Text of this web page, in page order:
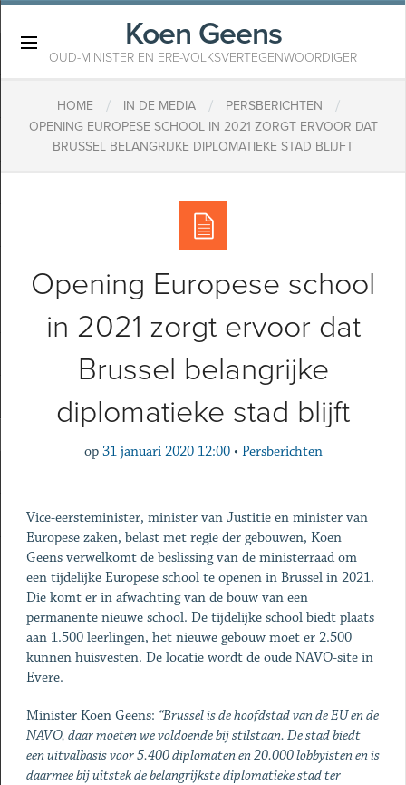
Koen Geens
OUD-MINISTER EN ERE-VOLKSVERTEGENWOORDIGER
HOME / IN DE MEDIA / PERSBERICHTEN /
OPENING EUROPESE SCHOOL IN 2021 ZORGT ERVOOR DAT
BRUSSEL BELANGRIJKE DIPLOMATIEKE STAD BLIJFT
Opening Europese school
in 2021 zorgt ervoor dat
Brussel belangrijke
diplomatieke stad blijft
op 31 januari 2020 12:00 • Persberichten
Vice-eersteminister, minister van Justitie en minister van
Europese zaken, belast met regie der gebouwen, Koen
Geens verwelkomt de beslissing van de ministerraad om
een tijdelijke Europese school te openen in Brussel in 2021.
Die komt er in afwachting van de bouw van een
permanente nieuwe school. De tijdelijke school biedt plaats
aan 1.500 leerlingen, het nieuwe gebouw moet er 2.500
kunnen huisvesten. De locatie wordt de oude NAVO-site in
Evere.
Minister Koen Geens: “Brussel is de hoofdstad van de EU en de
NAVO, daar moeten we voldoende bij stilstaan. De stad biedt
een uitvalbasis voor 5.400 diplomaten en 20.000 lobbyisten en is
daarmee bij uitstek de belangrijkste diplomatieke stad ter